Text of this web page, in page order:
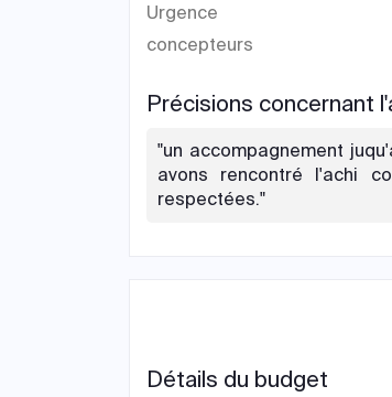
Urgence
concepteurs
Précisions concernant
"un accompagnement
avons rencontré l'achi
respectées."
Détails du budget